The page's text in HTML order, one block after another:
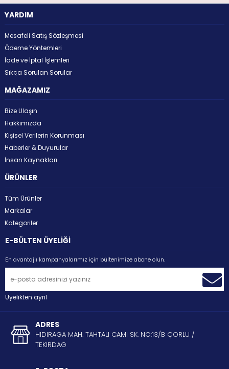
YARDIM
Mesafeli Satış Sözleşmesi
Ödeme Yöntemleri
İade ve İptal İşlemleri
Sıkça Sorulan Sorular
MAĞAZAMIZ
Bize Ulaşın
Hakkımızda
Kişisel Verilerin Korunması
Haberler & Duyurular
İnsan Kaynakları
ÜRÜNLER
Tüm Ürünler
Markalar
Kategoriler
E-BÜLTEN ÜYELİĞİ
En avantajlı kampanyalarımız için bültenimize abone olun.
Üyelikten ayrıl
ADRES
HIDIRAGA MAH. TAHTALI CAMI SK. NO:13/B ÇORLU /
TEKIRDAG